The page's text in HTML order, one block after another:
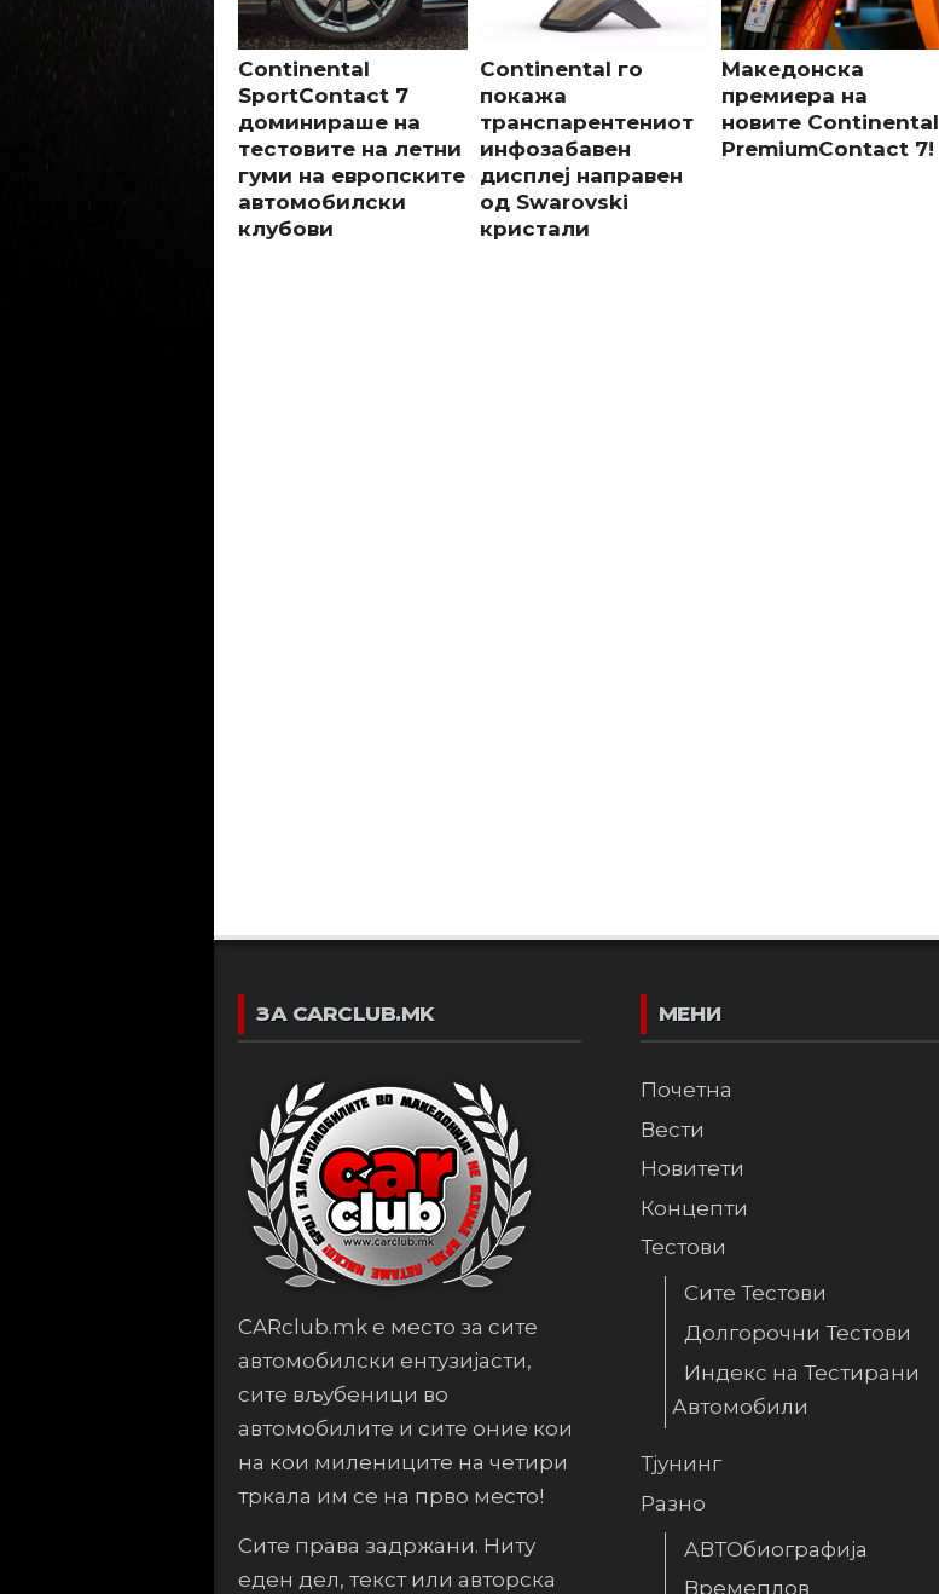
Continental
SportContact 7
доминираше на
тестовите на летни
гуми на европските
автомобилски
клубови
Continental го
покажа
транспарентениот
инфозабавен
дисплеј направен
од Swarovski
кристали
Македонска
премиера на
новите Continental
PremiumContact 7!
ЗА CARCLUB.MK
CARclub.mk е место за сите
автомобилски ентузијасти,
сите вљубеници во
автомобилите и сите оние кои
на кои милениците на четири
тркала им се на прво место!
Сите права задржани. Ниту
еден дел, текст или авторска
МЕНИ
Почетна
Вести
Новитети
Концепти
Тестови
Сите Тестови
Долгорочни Тестови
Индекс на Тестирани
Автомобили
Тјунинг
Разно
АВТОбиографија
Времеплов